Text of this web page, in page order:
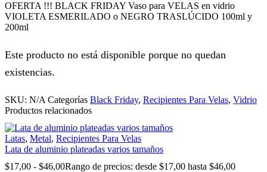
OFERTA !!! BLACK FRIDAY Vaso para VELAS en vidrio
VIOLETA ESMERILADO o NEGRO TRASLÚCIDO 100ml y
200ml
Este producto no está disponible porque no quedan
existencias.
SKU: N/A Categorías Black Friday, Recipientes Para Velas, Vidrio
Productos relacionados
Latas, Metal, Recipientes Para Velas
Lata de aluminio plateadas varios tamaños
$17,00 - $46,00Rango de precios: desde $17,00 hasta $46,00